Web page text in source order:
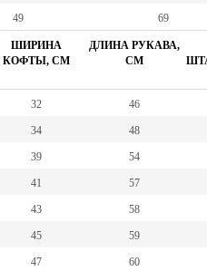
49 69
ШИРИНА
КОФТЫ, СМ
ДЛИНА РУКАВА,
СМ
32 46
34 48
39 54
41 57
43 58
45 59
47 60